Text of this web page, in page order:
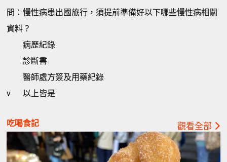
問：慢性病患出國旅行，須提前準備好以下哪些慢性病相關
資料？
病歷紀錄
診斷書
醫師處方簽及用藥紀錄
v
以上皆是
吃喝食記 觀看全部